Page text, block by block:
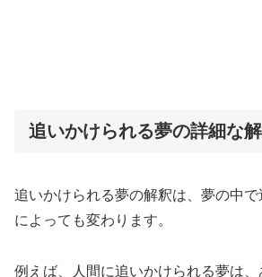
追いかけられる夢の詳細な
追いかけられる夢の解釈は、夢の中
によっても変わります。
例えば、人間に追いかけられる夢は